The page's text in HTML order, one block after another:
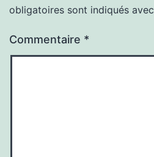
obligatoires sont indiqués avec
Commentaire *